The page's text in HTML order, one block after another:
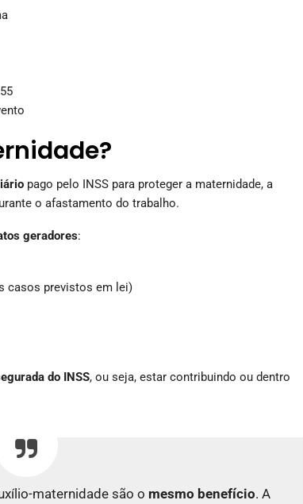
pago pelo INSS para proteger a maternidade, a
o afastamento do trabalho.
geradores:
casos previstos em lei)
do INSS, ou seja, estar contribuindo ou dentro
maternidade são o mesmo benefício. A